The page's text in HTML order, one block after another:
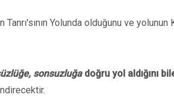
Yolunda olduğunu ve
sonsuzluğadoğru yol aldığını